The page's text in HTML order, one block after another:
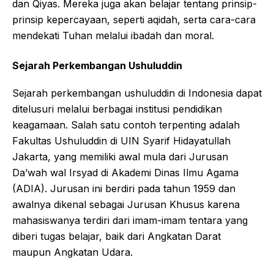
dan Qiyas. Mereka juga akan belajar tentang prinsip-
prinsip kepercayaan, seperti aqidah, serta cara-cara
mendekati Tuhan melalui ibadah dan moral.
Sejarah Perkembangan Ushuluddin
Sejarah perkembangan ushuluddin di Indonesia dapat
ditelusuri melalui berbagai institusi pendidikan
keagamaan. Salah satu contoh terpenting adalah
Fakultas Ushuluddin di UIN Syarif Hidayatullah
Jakarta, yang memiliki awal mula dari Jurusan
Da’wah wal Irsyad di Akademi Dinas Ilmu Agama
(ADIA). Jurusan ini berdiri pada tahun 1959 dan
awalnya dikenal sebagai Jurusan Khusus karena
mahasiswanya terdiri dari imam-imam tentara yang
diberi tugas belajar, baik dari Angkatan Darat
maupun Angkatan Udara.